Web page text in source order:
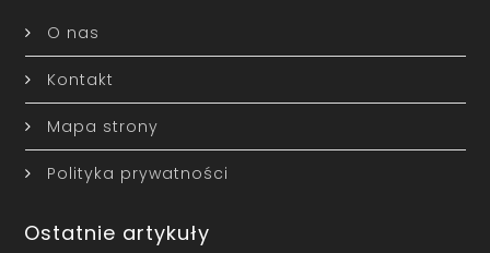
O nas
Kontakt
Mapa strony
Polityka prywatności
Ostatnie artykuły